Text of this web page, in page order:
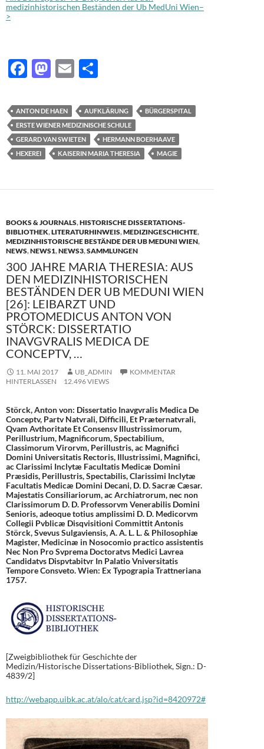
medizinhistorischen Beständen der Ub MedUni Wien–
>
F
e
b
o
o
M
to
d
o
n
E
ail le
n
ANTON DE HAEN AUFKLÄRUNG
BÜRGERSPITAL
ERSTE WIENER MEDIZINISCHE SCHULE
GERARD VAN SWIETEN
HERMANN BOERHAAVE
HEXEREI
KAISERIN MARIA THERESIA MAGIE
BOOKS & JOURNALS,HISTORISCHE DISSERTATIONS-
BIBLIOTHEK,LITERATURHINWEIS,MEDIZINGESCHICHTE,
MEDIZINHISTORISCHE BESTÄNDE DER UB MEDUNI WIEN,
NEWS,NEWS1,NEWS3,SAMMLUNGEN
300 JAHRE MARIA THERESIA: AUS
DEN MEDIZINHISTORISCHEN
BESTÄNDEN DER UB MEDUNI WIEN
[26]: LEIBARZT UND
PROTOMEDICUS ANTON VON
STÖRCK: DISSERTATIO
INAVGVRALIS MEDICA DE
CONCEPTV, …
11. MAI 2017 UB_ADMIN
KOMMENTAR
HINTERLASSEN
12.496 VIEWS
Störck, Anton von: Dissertatio Inavgvralis Medica De
Conceptv, Partv Natvrali, Difficili, Et Præternatvrali,
Qvam Avthoritate Et Consensv Illustrissimorum,
Perillustrium, Magnificorum, Spectabilium,
Classimorum Virorvm, Perillustris, ac Magnifici
Domini Universitatis Rectoris, Illustrissimi, Magnifici,
ac Clarissimi Inclytæ Facultatis Medicæ Domini
Præsidis, Perillustris, Spectabilis, Clarissimi Inclytæ
Facultatis Medicæ Domini Decani, D. D. Sacræ Cæsar.
Majestatis Consiliariorum, ac Archiatrorum, nec non
Clarissimorum D. D. Professorvm Venerabilis Domini
Senioris, adeoque totius amplissimi D. D. Medicorvm
Collegii Pvblicæ Disqvisitioni Committit Antonis
Störck, Svevus Sulgaviensis, A. A. L. L. & Philosophiæ
Magister, Medicinæ in Nosocomio practico assistentis
Nec Non Pro Svprema Doctoratvs Medici Lavrea
Candidatvs Dispvtabitvr In Palatio Vniversitatis
Tempore Consveto. Wien: Ex Typograpia Trattneriana
1757.
[Zweigbibliothek für Geschichte der
Medizin/Historische Dissertations-Bibliothek, Sign.: D-
4839/2]
http://webapp.uibk.ac.at/alo/cat/card.jsp?id=8420972#